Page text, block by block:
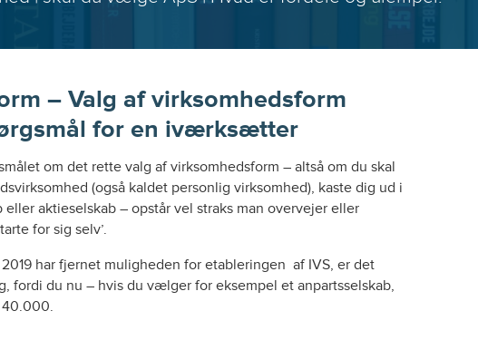
– Valg af virksomhedsform
for en iværksætter
om det rette valg af virksomhedsform – altså om du skal
(også kaldet personlig virksomhed), kaste dig ud i
eller aktieselskab – opstår vel straks man overvejer eller
for sig selv’.
har fjernet muligheden for etableringen af IVS, er det
fordi du nu – hvis du vælger for eksempel et anpartsselskab,
40.000.